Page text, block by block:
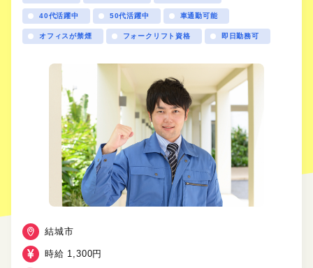
40代活躍中 50代活躍中 車通勤可能
オフィスが禁煙 フォークリフト資格 即日勤務可
結城市
時給 1,300円